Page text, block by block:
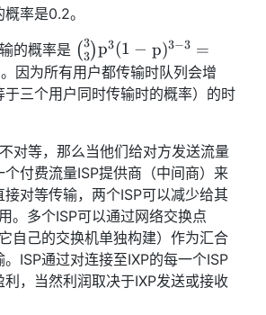
率是0.2。
的概率是 \binom{3}
{3} p^{3} (1-
p)^{3-3}=
(3
3)p3(1 − p)3−3 =
。因为所有用户都传输时队列会增
三个用户同时传输时的概率）的时
对等，那么当他们给对方发送流量
付费流量ISP提供商（中间商）来
对等传输，两个ISP可以减少给其
。多个ISP可以通过网络交换点
它自己的交换机单独构建）作为汇合
ISP通过对连接至IXP的每一个ISP
，当然利润取决于IXP发送或接收